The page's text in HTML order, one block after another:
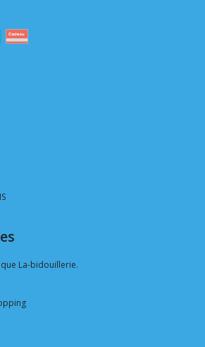
La-bidouillerie.